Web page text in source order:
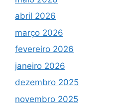
abril 2026
março 2026
fevereiro 2026
janeiro 2026
dezembro 2025
novembro 2025